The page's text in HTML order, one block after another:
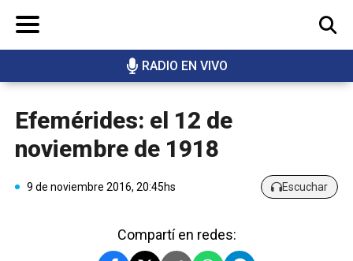
RADIO EN VIVO
BUSCAR
Efemérides: el 12 de
noviembre de 1918
9 de noviembre 2016, 20:45hs Escuchar
Compartí en redes: